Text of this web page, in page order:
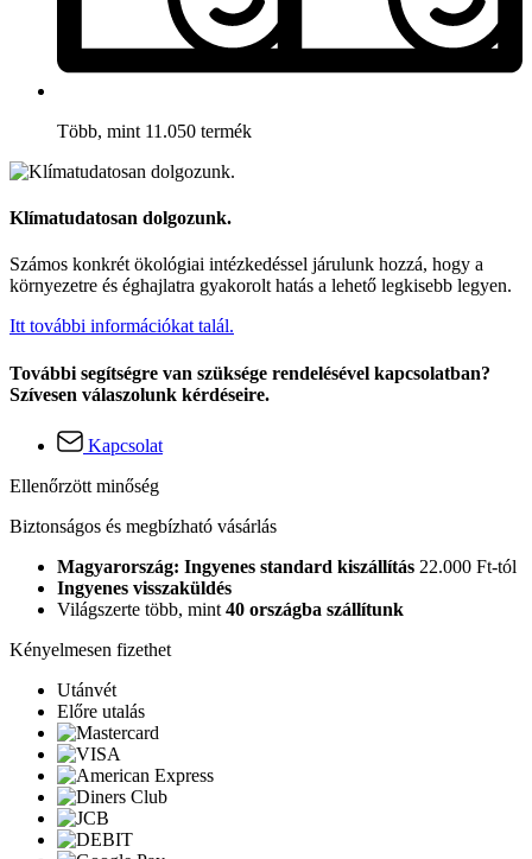
Több, mint 11.050 termék
Klímatudatosan dolgozunk.
Számos konkrét ökológiai intézkedéssel járulunk hozzá, hogy a
környezetre és éghajlatra gyakorolt hatás a lehető legkisebb legyen.
Itt további információkat talál.
További segítségre van szüksége rendelésével kapcsolatban?
Szívesen válaszolunk kérdéseire.
Kapcsolat
Ellenőrzött minőség
Biztonságos és megbízható vásárlás
Magyarország: Ingyenes standard kiszállítás 22.000 Ft-tól
Ingyenes visszaküldés
Világszerte több, mint 40 országba szállítunk
Kényelmesen fizethet
Utánvét
Előre utalás